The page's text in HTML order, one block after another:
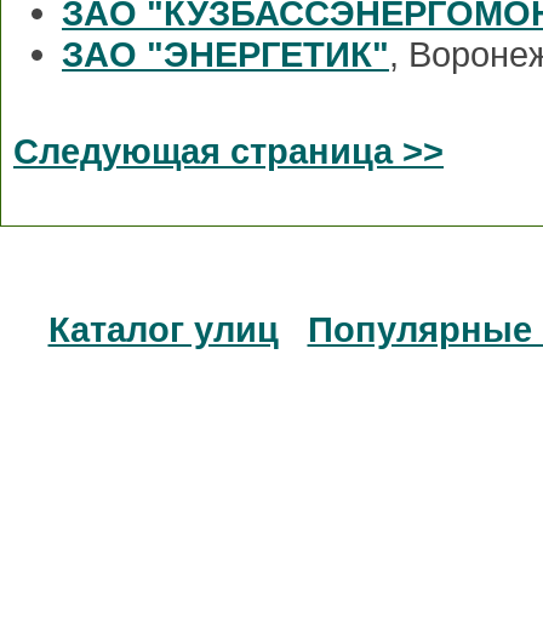
ЗАО
ЗАО "ЭНЕРГЕТИК",
Следующая страница >>
Каталог улиц Популярные